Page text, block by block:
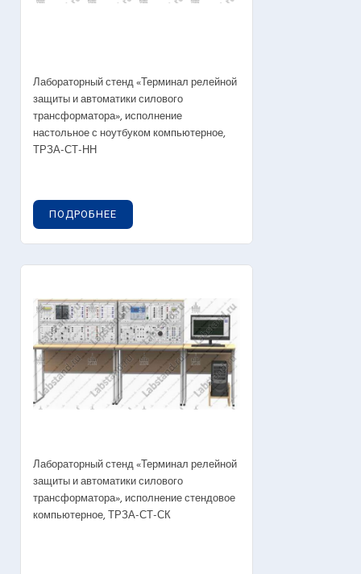
Лабораторный стенд «Терминал релейной
защиты и автоматики силового
трансформатора», исполнение
настольное с ноутбуком компьютерное,
ТРЗА-СТ-НН
ПОДРОБНЕЕ
Лабораторный стенд «Терминал релейной
защиты и автоматики силового
трансформатора», исполнение стендовое
компьютерное, ТРЗА-СТ-СК